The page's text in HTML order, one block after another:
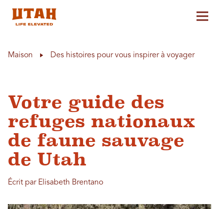
Maison Des histoires pour vous inspirer à voyager
Votre guide des
refuges nationaux
de faune sauvage
de Utah
Écrit par Elisabeth Brentano